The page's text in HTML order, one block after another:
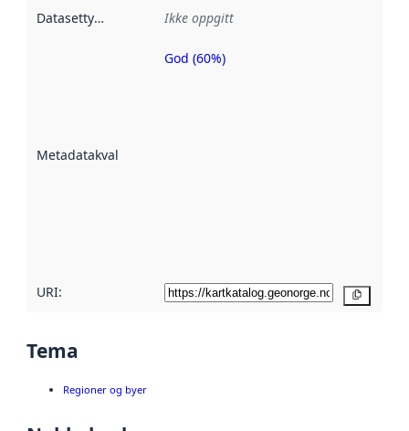
Datasettype Ikke oppgitt
Metadatakvalitet
Metadatakvalitet
God (60%)
URI:
Tema
Regioner og byer